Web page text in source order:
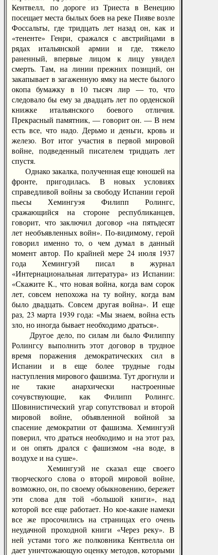
Кентвелл, по дороге из Триеста в Венецию
посещает места былых боев на реке Пияве возле
Фоссальты, где тридцать лет назад он, как и
«тененте» Генри, сражался с австрийцами в
рядах итальянской армии и где, тяжело
раненный, впервые лицом к лицу увидел
смерть. Там, на линии прежних позиций, он
закапывает в загаженную ямку на месте былого
окопа бумажку в 10 тысяч лир — то, что
следовало бы ему за двадцать лет по орденской
книжке итальянского боевого отличия.
Прекрасный памятник, — говорит он. — В нем
есть все, что надо. Дерьмо и деньги, кровь и
железо. Вот итог участия в первой мировой
войне, подведенный писателем тридцать лет
спустя.
Однако закалка, полученная еще юношей на
фронте, пригодилась. В новых условиях
справедливой войны за свободу Испании герой
пьесы Хемингуэя Филипп Ролингс,
сражающийся на стороне республиканцев,
говорит, что заключил договор «на пятьдесят
лет необъявленных войн». По-видимому, герой
говорил именно то, о чем думал в данный
момент автор. По крайней мере 24 июля 1937
года Хемингуэй писал в журнал
«Интернациональная литература» из Испании:
«Скажите К., что новая война, когда вам сорок
лет, совсем непохожа на ту войну, когда вам
было двадцать. Совсем другая война». И еще
раз, 23 марта 1939 года: «Мы знаем, война есть
зло, но иногда бывает необходимо драться».
Другое дело, по силам ли было Филиппу
Ролингсу выполнить этот договор в трудное
время поражения демократических сил в
Испании и в еще более трудные годы
наступления мирового фашизма. Тут дрогнули и
не такие анархически настроенные
сочувствующие, как Филипп Ролингс.
Шовинистический угар сопутствовал и второй
мировой войне, объявленной войной за
спасение демократии от фашизма. Хемингуэй
поверил, что драться необходимо и на этот раз,
и он опять дрался с фашизмом «на воде, в
воздухе и на суше».
Хемингуэй не сказал еще своего
творческого слова о второй мировой войне,
возможно, он, по своему обыкновению, бережет
эти слова для той «большой книги», над
которой все еще работает. Но кое-какие намеки
все же просочились на страницах его очень
неудачной проходной книги «Через реку». В
ней устами того же полковника Кентвелла он
дает уничтожающую оценку методов, которыми